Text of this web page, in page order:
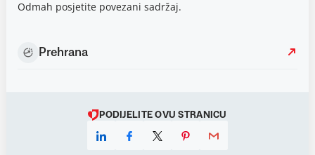
Odmah posjetite povezani sadržaj.
Prehrana
PODIJELITE OVU STRANICU